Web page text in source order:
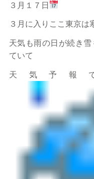
３月１７日
３月に入りここ東京は
天気も雨の日が続き
ていて
天気予報